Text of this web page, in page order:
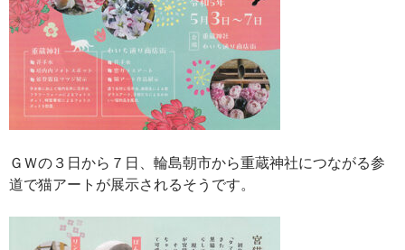
ＧＷの３日から７日、輪島朝市から重蔵神社につながる参
道で猫アートが展示されるそうです。